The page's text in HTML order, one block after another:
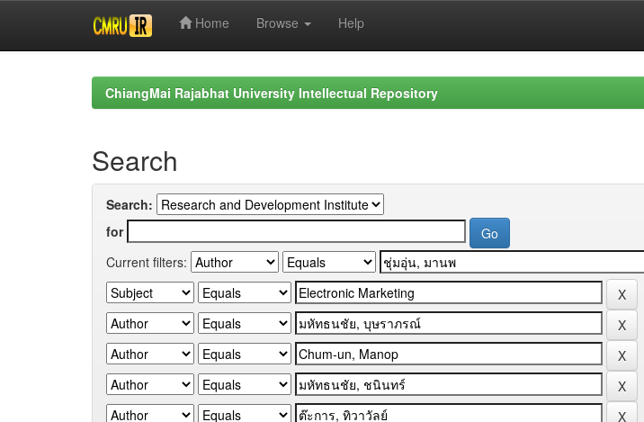
Home Browse Help
ChiangMai Rajabhat University Intellectual Repository
Search
Search:
for
Current filters: